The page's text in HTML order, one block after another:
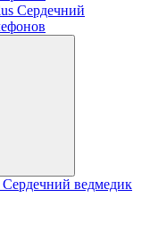
Сердечний ведмедик